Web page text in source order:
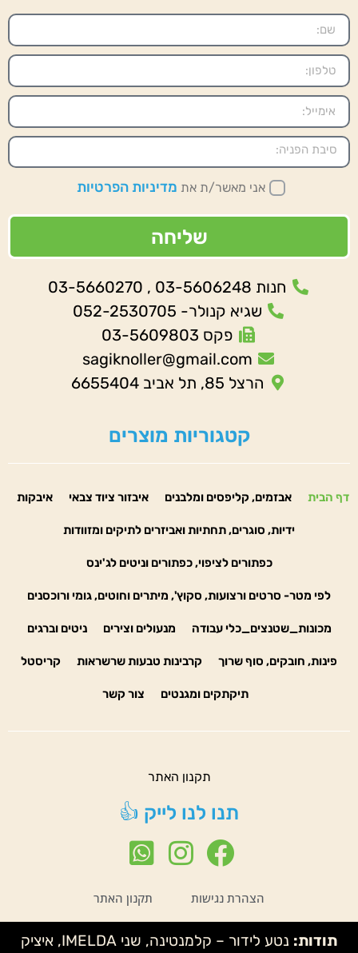
אני מאשר/ת את מדיניות הפרטיות
שליחה
חנות 03-5606248 , 03-5660270
שגיא קנולר- 052-2530705
פקס 03-5609803
sagiknoller@gmail.com
הרצל 85, תל אביב 6655404
קטגוריות מוצרים
דף הבית אבזמים, קליפסים ומלבנים איבזור ציוד צבאי איבקות
ידיות, סוגרים, תחתיות ואביזרים לתיקים ומזוודות
כפתורים לציפוי, כפתורים וניטים לג'ינס
לפי מטר- סרטים ורצועות, סקוץ', מיתרים וחוטים, גומי ורוכסנים
מכונות_שטנצים_כלי עבודה מנעולים וצירים ניטים וברגים
פינות, חובקים, סוף שרוך קרבינות טבעות שרשראות קריסטל
תיקתקים ומגנטים צור קשר
תקנון האתר
תנו לנו לייק 👍
הצהרת נגישות תקנון האתר
תודות: נטע לידור – קלמנטינה, שני IMELDA, איציק